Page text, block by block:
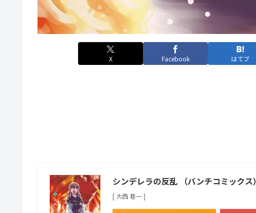
X Facebook はてブ
シンデレラの反乱 （バンチコミックス）
[ 大西 巷一 ]